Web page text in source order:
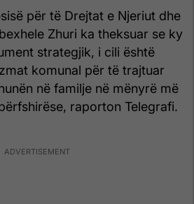
për të Drejtat e Njeriut dhe
Zhuri ka theksuar se ky
strategjik, i cili është
komunal për të trajtuar
në familje në mënyrë më
raporton Telegrafi.